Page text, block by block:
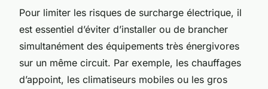
Pour limiter les risques de surcharge électrique, il
est essentiel d’éviter d’installer ou de brancher
simultanément des équipements très énergivores
sur un même circuit. Par exemple, les chauffages
d’appoint, les climatiseurs mobiles ou les gros